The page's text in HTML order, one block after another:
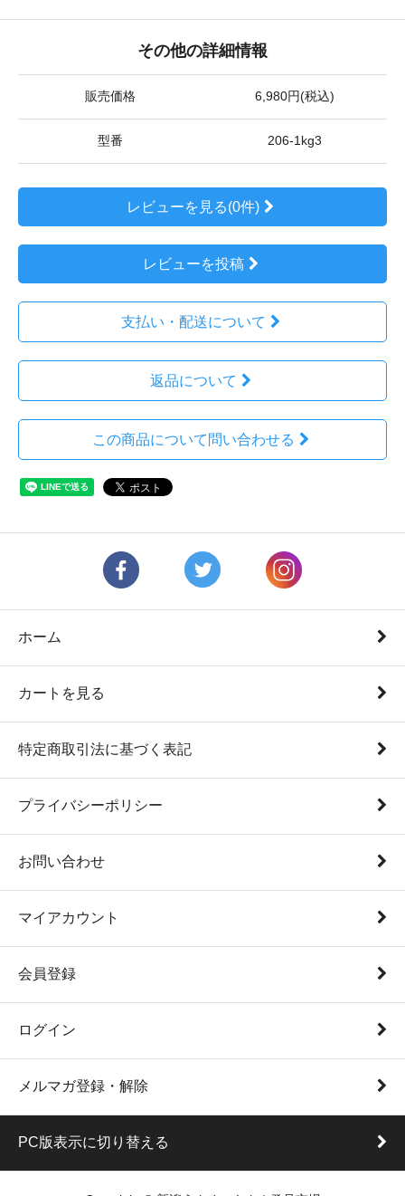
その他の詳細情報
販売価格 6,980円(税込)
型番 206-1kg3
レビューを見る(0件)
レビューを投稿
支払い・配送について
返品について
この商品について問い合わせる
ホーム
カートを見る
特定商取引法に基づく表記
プライバシーポリシー
お問い合わせ
マイアカウント
会員登録
ログイン
メルマガ登録・解除
PC版表示に切り替える